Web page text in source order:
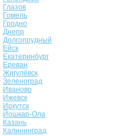
Глазов
Гомель
Гродно
Днепр
Долгопрудный
Ейск
Екатеринбург
Ереван
Жигулёвск
Зеленоград
Иваново
Ижевск
Иркутск
Йошкар-Ола
Казань
Калининград